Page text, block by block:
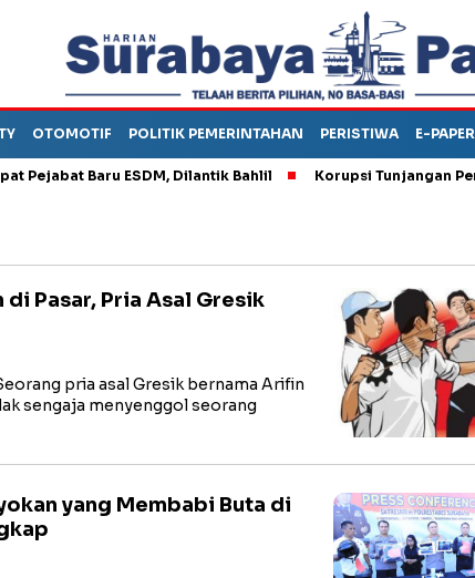
OTOMOTIF POLITIK PEMERINTAHAN PERISTIWA E-PAPER
Baru ESDM, Dilantik Bahlil Korupsi Tunjangan
Pasar, Pria Asal Gresik
pria asal Gresik bernama Arifin
sengaja menyenggol seorang
yang Membabi Buta di